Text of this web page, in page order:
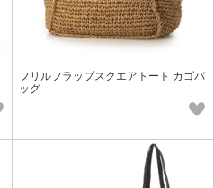
フリルフラップスクエアトート カゴバ
ッグ